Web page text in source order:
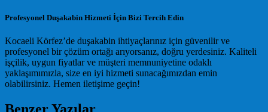
Profesyonel Duşakabin Hizmeti İçin Bizi Tercih Edin
Kocaeli Körfez’de duşakabin ihtiyaçlarınız için güvenilir ve
profesyonel bir çözüm ortağı arıyorsanız, doğru yerdesiniz. Kaliteli
işçilik, uygun fiyatlar ve müşteri memnuniyetine odaklı
yaklaşımımızla, size en iyi hizmeti sunacağımızdan emin
olabilirsiniz. Hemen iletişime geçin!